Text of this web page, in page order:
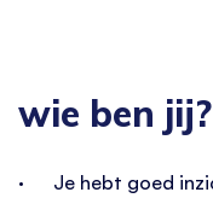
wie ben jij?
· Je hebt goed